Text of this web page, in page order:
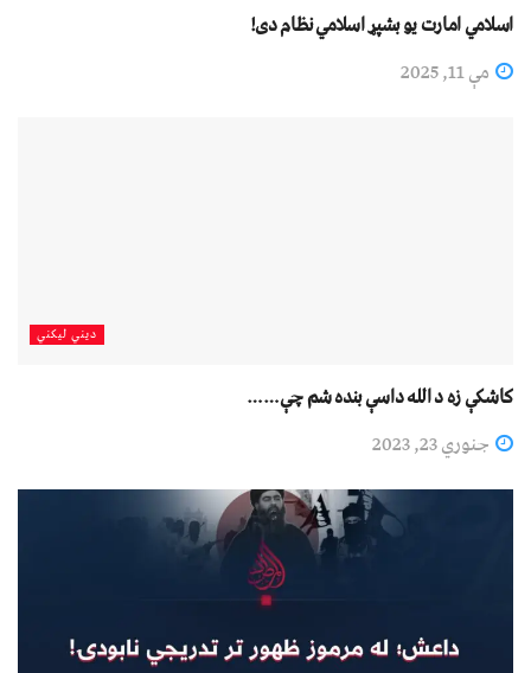
اسلامي امارت یو بشپړ اسلامي نظام دی!
مې 11, 2025
دیني لیکني
کاشکې زه د الله داسې بنده شم چې……
جنوري 23, 2023